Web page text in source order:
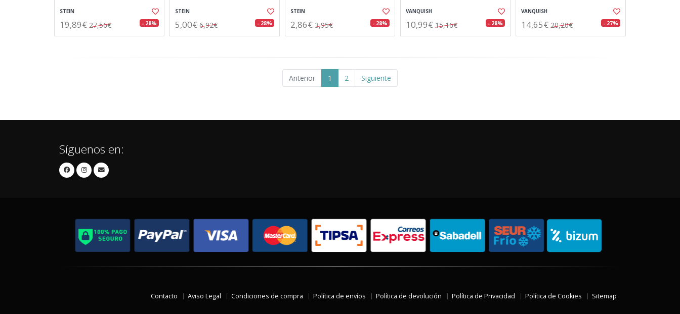
STEIN
19,89€ 27,56€ - 28%
STEIN
5,00€ 6,92€ - 28%
STEIN
2,86€ 3,95€ - 28%
VANQUISH
10,99€ 15,16€ - 28%
VANQUISH
14,65€ 20,20€ - 27%
Anterior 1 2 Siguiente
Síguenos en:
Contacto Aviso Legal Condiciones de compra Política de envíos Política de devolución Política de Privacidad Política de Cookies Sitemap